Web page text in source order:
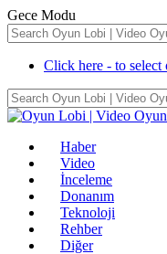
Gece Modu
Click here - to select
Haber
Video
İnceleme
Donanım
Teknoloji
Rehber
Diğer